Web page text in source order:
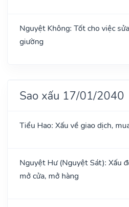
Nguyệt Không: Tốt cho việc
giường
Sao xấu 17/01/2040
Tiểu Hao: Xấu về giao dịch,
Nguyệt Hư (Nguyệt Sát): Xấu
mở cửa, mở hàng